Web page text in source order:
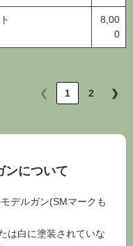
8,00
0
1
は白に塗装されていな
)